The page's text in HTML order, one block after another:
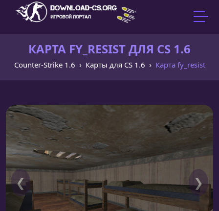
КАРТА FY_RESIST ДЛЯ CS 1.6
Counter-Strike 1.6 Карты для CS 1.6 Карта fy_resist
❮ ❯